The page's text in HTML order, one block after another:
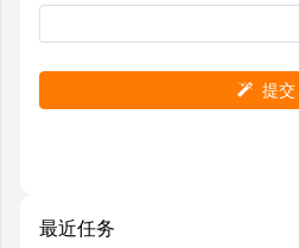
提交
最近任务